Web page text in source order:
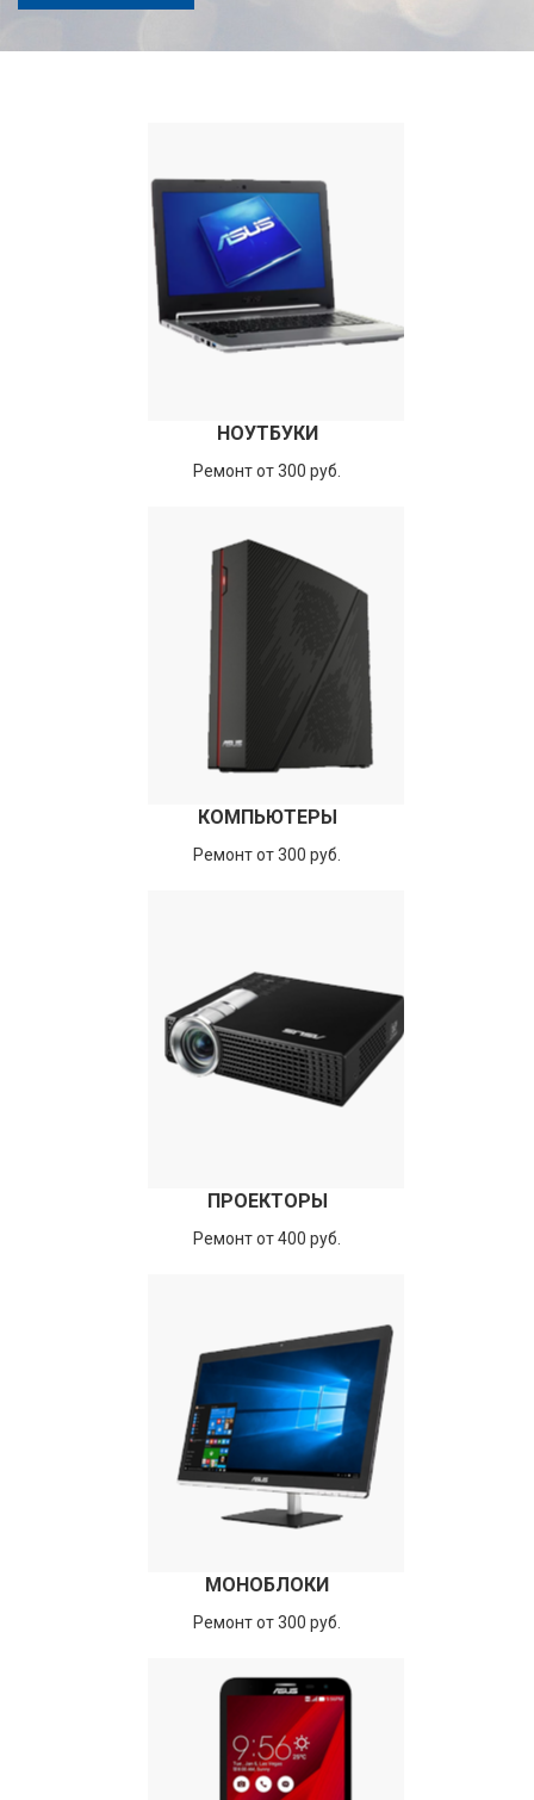
НОУТБУКИ
Ремонт от 300 руб.
КОМПЬЮТЕРЫ
Ремонт от 300 руб.
ПРОЕКТОРЫ
Ремонт от 400 руб.
МОНОБЛОКИ
Ремонт от 300 руб.